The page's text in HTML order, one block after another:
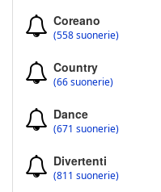
Coreano
(558 suonerie)
Country
(66 suonerie)
Dance
(671 suonerie)
Divertenti
(811 suonerie)